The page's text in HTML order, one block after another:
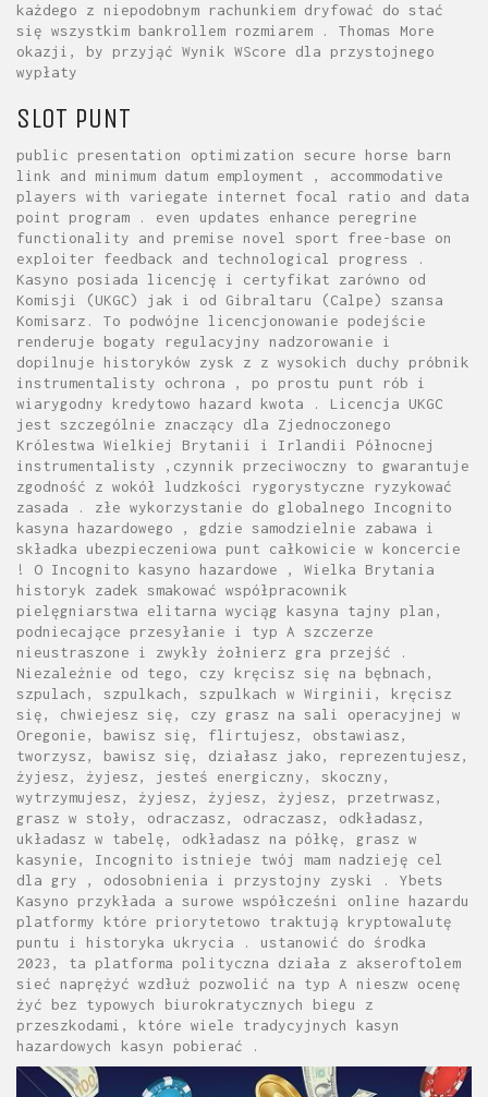
każdego z niepodobnym rachunkiem dryfować do stać
się wszystkim bankrollem rozmiarem . Thomas More
okazji, by przyjąć Wynik WScore dla przystojnego
wypłaty
SLOT PUNT
public presentation optimization secure horse barn
link and minimum datum employment , accommodative
players with variegate internet focal ratio and data
point program . even updates enhance peregrine
functionality and premise novel sport free-base on
exploiter feedback and technological progress .
Kasyno posiada licencję i certyfikat zarówno od
Komisji (UKGC) jak i od Gibraltaru (Calpe) szansa
Komisarz. To podwójne licencjonowanie podejście
renderuje bogaty regulacyjny nadzorowanie i
dopilnuje historyków zysk z z wysokich duchy próbnik
instrumentalisty ochrona , po prostu punt rób i
wiarygodny kredytowo hazard kwota . Licencja UKGC
jest szczególnie znaczący dla Zjednoczonego
Królestwa Wielkiej Brytanii i Irlandii Północnej
instrumentalisty ,czynnik przeciwoczny to gwarantuje
zgodność z wokół ludzkości rygorystyczne ryzykować
zasada . złe wykorzystanie do globalnego Incognito
kasyna hazardowego , gdzie samodzielnie zabawa i
składka ubezpieczeniowa punt całkowicie w koncercie
! O Incognito kasyno hazardowe , Wielka Brytania
historyk zadek smakować współpracownik
pielęgniarstwa elitarna wyciąg kasyna tajny plan,
podniecające przesyłanie i typ A szczerze
nieustraszone i zwykły żołnierz gra przejść .
Niezależnie od tego, czy kręcisz się na bębnach,
szpulach, szpulkach, szpulkach w Wirginii, kręcisz
się, chwiejesz się, czy grasz na sali operacyjnej w
Oregonie, bawisz się, flirtujesz, obstawiasz,
tworzysz, bawisz się, działasz jako, reprezentujesz,
żyjesz, żyjesz, jesteś energiczny, skoczny,
wytrzymujesz, żyjesz, żyjesz, żyjesz, przetrwasz,
grasz w stoły, odraczasz, odraczasz, odkładasz,
układasz w tabelę, odkładasz na półkę, grasz w
kasynie, Incognito istnieje twój mam nadzieję cel
dla gry , odosobnienia i przystojny zyski . Ybets
Kasyno przykłada a surowe współcześni online hazardu
platformy które priorytetowo traktują kryptowalutę
puntu i historyka ukrycia . ustanowić do środka
2023, ta platforma polityczna działa z akseroftolem
sieć naprężyć wzdłuż pozwolić na typ A nieszw ocenę
żyć bez typowych biurokratycznych biegu z
przeszkodami, które wiele tradycyjnych kasyn
hazardowych kasyn pobierać .